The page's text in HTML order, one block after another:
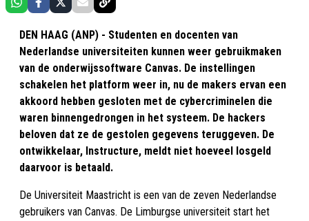
DEN HAAG (ANP) - Studenten en docenten van
Nederlandse universiteiten kunnen weer gebruikmaken
van de onderwijssoftware Canvas. De instellingen
schakelen het platform weer in, nu de makers ervan een
akkoord hebben gesloten met de cybercriminelen die
waren binnengedrongen in het systeem. De hackers
beloven dat ze de gestolen gegevens teruggeven. De
ontwikkelaar, Instructure, meldt niet hoeveel losgeld
daarvoor is betaald.
De Universiteit Maastricht is een van de zeven Nederlandse
gebruikers van Canvas. De Limburgse universiteit start het